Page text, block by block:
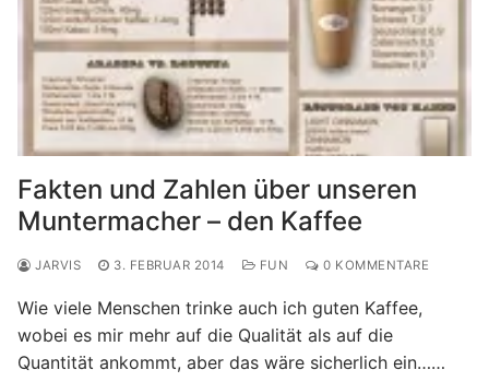
Fakten und Zahlen über unseren
Muntermacher – den Kaffee
JARVIS 3. FEBRUAR 2014 FUN 0 KOMMENTARE
Wie viele Menschen trinke auch ich guten Kaffee,
wobei es mir mehr auf die Qualität als auf die
Quantität ankommt, aber das wäre sicherlich ein……